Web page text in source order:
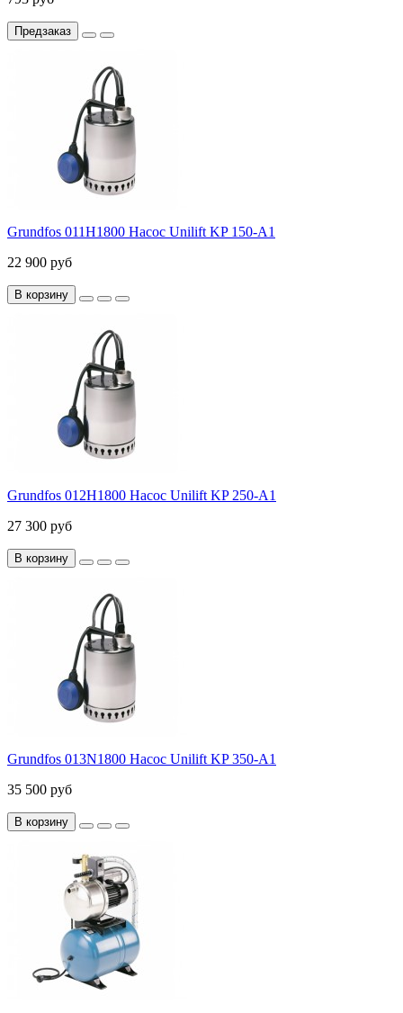
Предзаказ
Grundfos 011H1800 Насос Unilift KP 150-A1
22 900 руб
В корзину
Grundfos 012H1800 Насос Unilift KP 250-A1
27 300 руб
В корзину
Grundfos 013N1800 Насос Unilift KP 350-A1
35 500 руб
В корзину